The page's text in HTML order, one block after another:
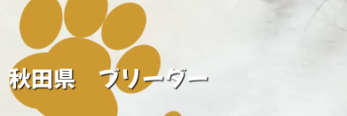
秋田県 ブリーダー